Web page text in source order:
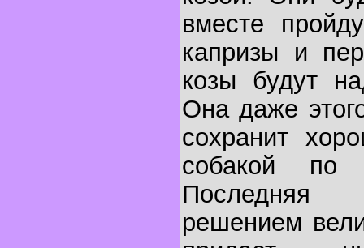
вместе
капризы и
козы будут
Она даже
сохранит
собакой по
Последняя
решением